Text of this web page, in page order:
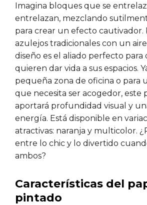
Imagina bloques que se
entrelazan, mezclando
para crear un efecto cautivador.
azulejos tradicionales con un
diseño es el aliado perfecto para
quieren dar vida a sus espacios.
pequeña zona de oficina o para
que necesita ser acogedor, este
aportará profundidad visual y
energía. Está disponible en
atractivas: naranja y multicolor.
entre lo chic y lo divertido
ambos?
Características del
pintado